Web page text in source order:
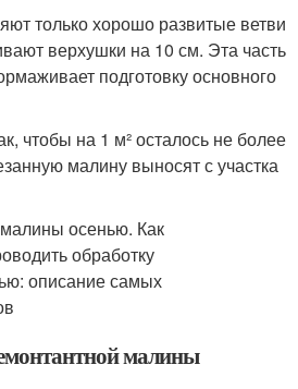
только хорошо развитые ветви
верхушки на 10 см. Эта часть
подготовку основного
чтобы на 1 м² осталось не более
малину выносят с участка
малины